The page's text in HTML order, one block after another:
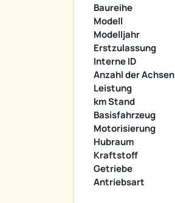
Baureihe
Modell
Modelljahr
Erstzulassung
Interne ID
Anzahl der Achsen
Leistung
km Stand
Basisfahrzeug
Motorisierung
Hubraum
Kraftstoff
Getriebe
Antriebsart